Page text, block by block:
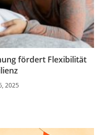
fördert Flexibilität
2025